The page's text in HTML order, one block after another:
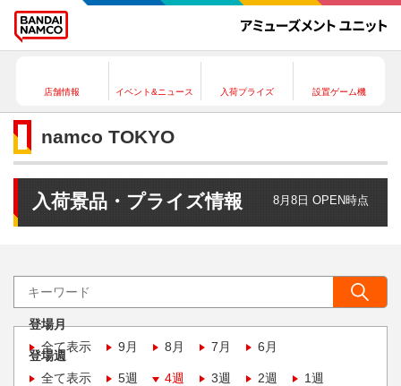
店舗情報 イベント&ニュース 入荷プライズ 設置ゲーム機
namco TOKYO
入荷景品・プライズ情報 8月8日 OPEN時点
登場月
全て表示
9月 8月 7月 6月
登場週
全て表示
5週 4週 3週 2週 1週